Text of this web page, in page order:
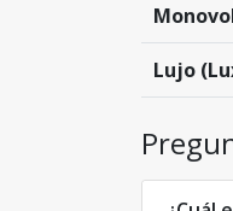
Lujo